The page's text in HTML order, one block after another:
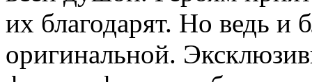
их благодарят. Но ведь и
оригинальной.